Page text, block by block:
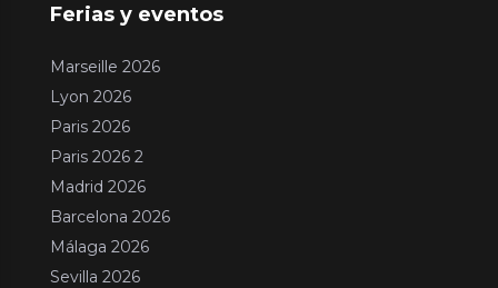
Ferias y eventos
Marseille 2026
Lyon 2026
Paris 2026
Paris 2026 2
Madrid 2026
Barcelona 2026
Málaga 2026
Sevilla 2026